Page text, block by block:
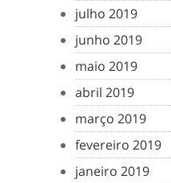
julho 2019
junho 2019
maio 2019
abril 2019
março 2019
fevereiro 2019
janeiro 2019